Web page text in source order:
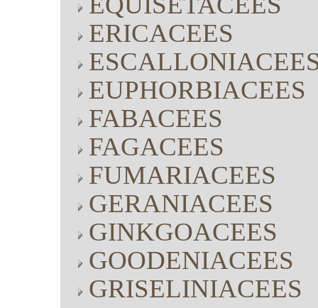
ERICACEES
EUPHORBIACEES
FABACEES
FAGACEES
FUMARIACEES
GERANIACEES
GINKGOACEES
GOODENIACEES
GRISELINIACEES